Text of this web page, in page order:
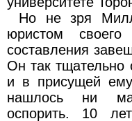
Но не зря
юристом
составления
Он так тщательно
и в присущей
нашлось ни
оспорить. 10